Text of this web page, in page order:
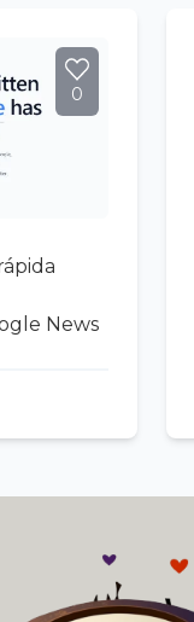
0
News